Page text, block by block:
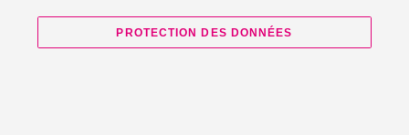
PROTECTION DES DONNÉES